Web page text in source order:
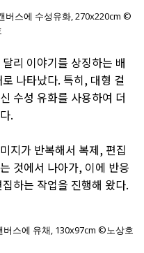
버스에 수성유화, 270x220cm ©
리 이야기를 상징하는 배
나타났다. 특히, 대형 걸
수성 유화를 사용하여 더
.
지가 반복해서 복제, 편집
것에서 나아가, 이에 반응
하는 작업을 진행해 왔다.
버스에 유채, 130x97cm ©노상호